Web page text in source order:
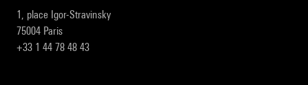
1, place Igor-Stravinsky
75004 Paris
+33 1 44 78 48 43